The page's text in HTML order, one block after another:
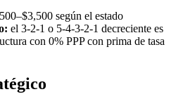
según el estado
el 3-2-1 o 5-4-3-2-1 decreciente es
con 0% PPP con prima de tasa